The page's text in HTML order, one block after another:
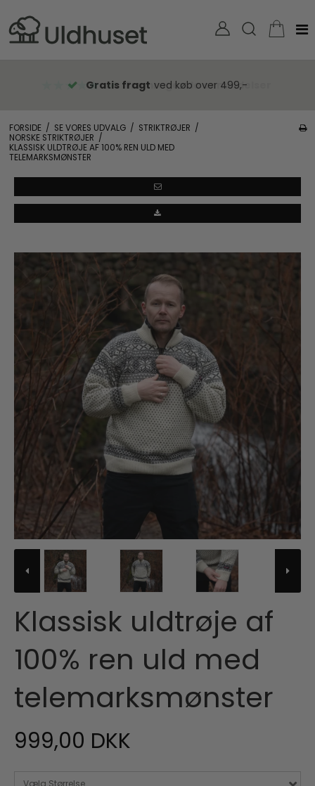
Gratis fragt ved køb over 499,-
FORSIDE / SE VORES UDVALG / STRIKTRØJER /
NORSKE STRIKTRØJER /
KLASSISK ULDTRØJE AF 100% REN ULD MED
TELEMARKSMØNSTER
Klassisk uldtrøje af
100% ren uld med
telemarksmønster
999,00 DKK
Vælg Størrelse